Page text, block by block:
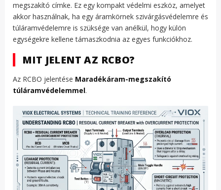
megszakító címke. Ez egy kompakt védelmi eszköz, amelyet
akkor használnak, ha egy áramkörnek szivárgásvédelemre és
túláramvédelemre is szüksége van anélkül, hogy külön
egységekre kellene támaszkodnia az egyes funkciókhoz.
MIT JELENT AZ RCBO?
Az RCBO jelentése Maradékáram-megszakító
túláramvédelemmel.